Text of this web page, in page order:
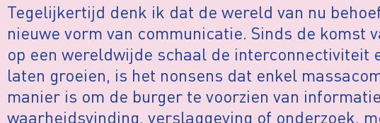
Tegelijkertijd denk ik dat de wereld van nu
nieuwe vorm van communicatie. Sinds de komst
op een wereldwijde schaal de interconnectiviteit
laten groeien, is het nonsens dat enkel
manier is om de burger te voorzien van
waarheidsvinding, verslaggeving of onderzoek,